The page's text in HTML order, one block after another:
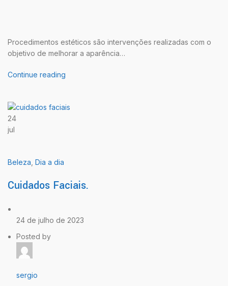
Procedimentos estéticos são intervenções realizadas com o
objetivo de melhorar a aparência…
Continue reading
24
jul
Beleza Dia a dia
Cuidados Faciais.
24 de julho de 2023
Posted by
sergio